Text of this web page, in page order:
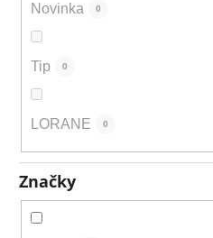
Novinka 0
Tip 0
LORANE 0
Značky